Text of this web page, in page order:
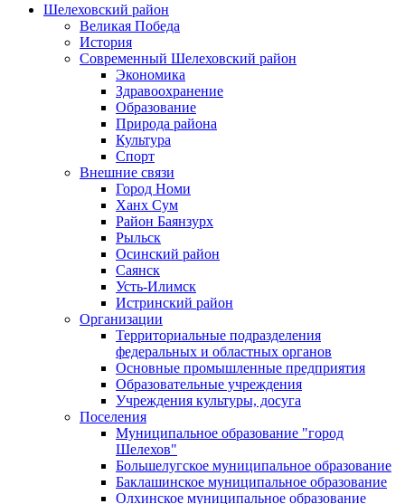
Шелеховский район
Великая Победа
История
Современный Шелеховский район
Экономика
Здравоохранение
Образование
Природа района
Культура
Спорт
Внешние связи
Город Номи
Ханх Сум
Район Баянзурх
Рыльск
Осинский район
Саянск
Усть-Илимск
Истринский район
Организации
Территориальные подразделения
федеральных и областных органов
Основные промышленные предприятия
Образовательные учреждения
Учреждения культуры, досуга
Поселения
Муниципальное образование "город
Шелехов"
Большелугское муниципальное образование
Баклашинское муниципальное образование
Олхинское муниципальное образование